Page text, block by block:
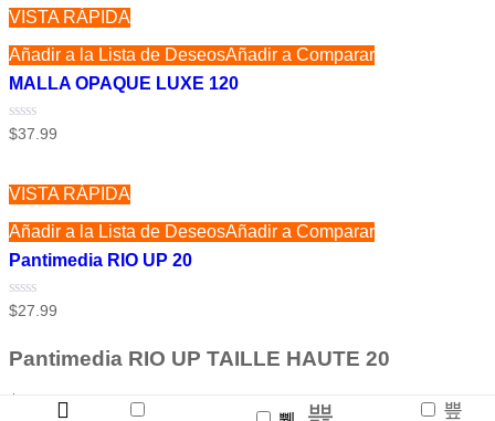
5
VISTA RÁPIDA
Añadir a la Lista de DeseosAñadir a Comparar
MALLA OPAQUE LUXE 120
Valorado
5
$37.99
VISTA RÁPIDA
Añadir a la Lista de DeseosAñadir a Comparar
Pantimedia RIO UP 20
Valorado
de
5
$27.99
Pantimedia RIO UP TAILLE HAUTE 20
29.99